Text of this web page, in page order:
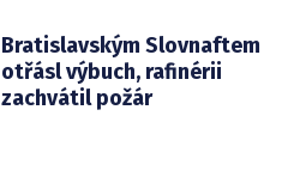
Bratislavským Slovnaftem
otřásl výbuch, rafinérii
zachvátil požár